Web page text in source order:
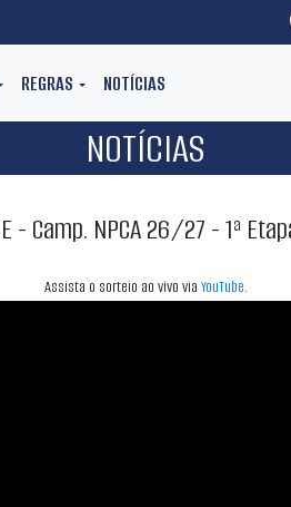
REGRAS NOTÍCIAS
NOTÍCIAS
- Camp. NPCA 26/27 - 1ª
Assista o sorteio ao vivo via YouTube.